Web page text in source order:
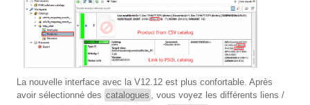
La nouvelle interface avec la V12.12 est plus confortable. Après
avoir sélectionné des catalogues , vous voyez les différents liens /